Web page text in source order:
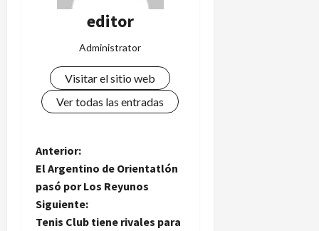
editor
Administrator
Visitar el sitio web
Ver todas las entradas
N
a
v
Anterior:
El Argentino de Orientatlón
pasó por Los Reyunos
Siguiente:
Tenis Club tiene rivales para